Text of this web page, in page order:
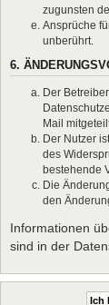
zugunsten
Ansprüche
unberührt.
6.
Der
Mail
Der Nutzer
des
bestehende
Die
den
Informationen
sind in der